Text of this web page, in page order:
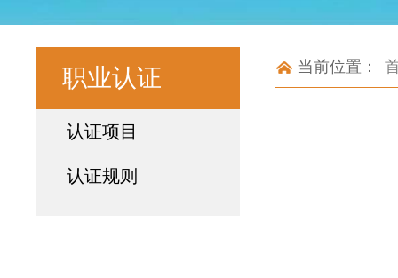
职业认证
认证项目
认证规则
当前位置：